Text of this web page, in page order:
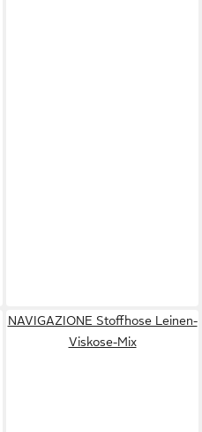
NAVIGAZIONE Stoffhose Leinen-
Viskose-Mix